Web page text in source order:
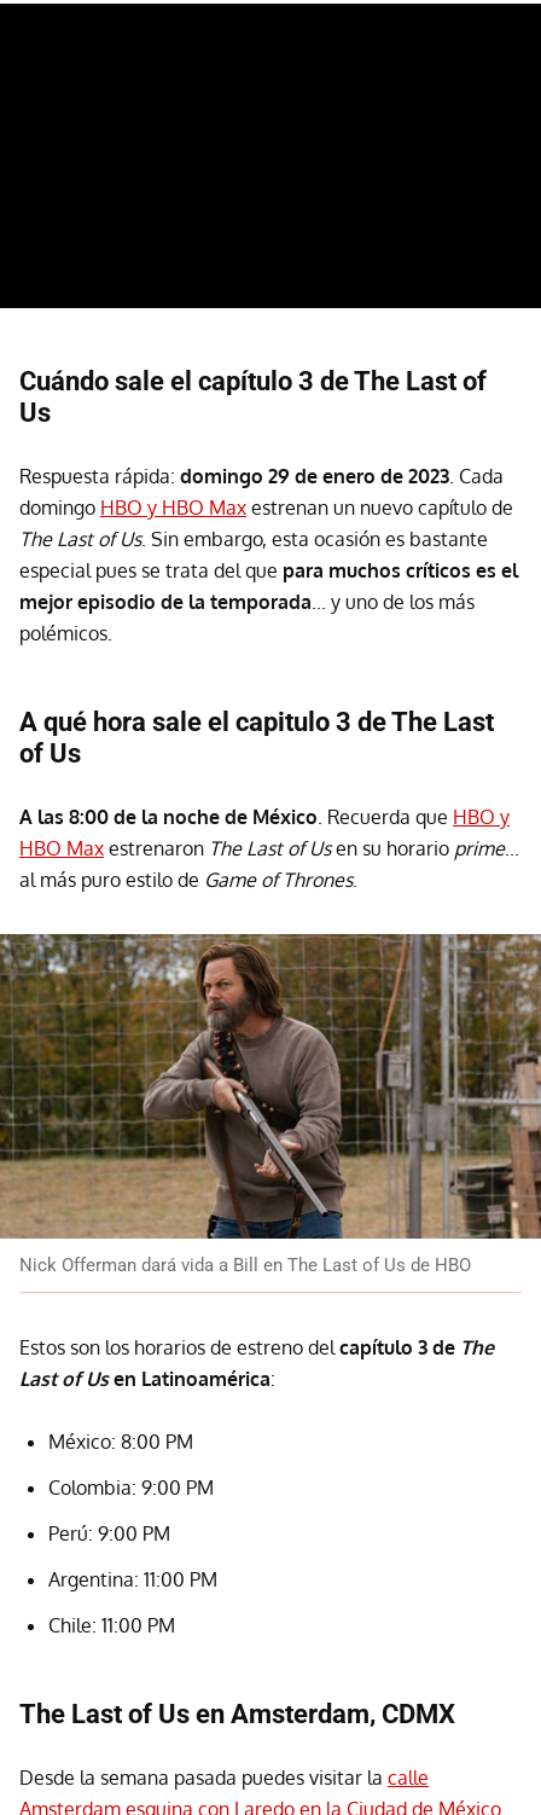
Cuándo sale el capítulo 3 de The Last of
Us
Respuesta rápida: domingo 29 de enero de 2023 . Cada
domingo HBO y HBO Max estrenan un nuevo capítulo de
The Last of Us. Sin embargo, esta ocasión es bastante
especial pues se trata del que para muchos críticos es el
mejor episodio de la temporada ... y uno de los más
polémicos.
A qué hora sale el capitulo 3 de The Last
of Us
A las 8:00 de la noche de México . Recuerda que HBO y
HBO Max estrenaron The Last of Usen su horario prime...
al más puro estilo de Game of Thrones.
Nick Offerman dará vida a Bill en The Last of Us de HBO
Estos son los horarios de estreno del capítulo 3 de The
Last of Usen Latinoamérica:
México: 8:00 PM
Colombia: 9:00 PM
Perú: 9:00 PM
Argentina: 11:00 PM
Chile: 11:00 PM
The Last of Us en Amsterdam, CDMX
Desde la semana pasada puedes visitar la calle
Amsterdam esquina con Laredo en la Ciudad de México